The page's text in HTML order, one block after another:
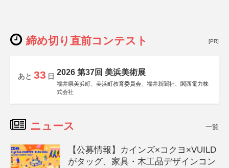
締め切り直前コンテスト [PR]
あと 33 日 2026 第37回 美浜美術展
福井県美浜町、美浜町教育委員会、福井新聞社、関西電力株
式会社
ニュース 一覧
【公募情報】カインズ×コクヨ×VUILD
がタッグ、家具・木工品デザインコン